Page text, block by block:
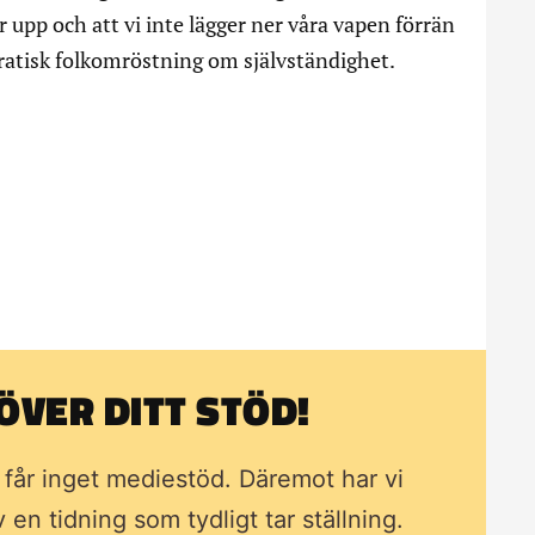
upp och att vi inte lägger ner våra vapen förrän
folkomröstning om självständighet.
DITT STÖD!
inget mediestöd. Däremot har vi
en tidning som tydligt tar ställning.